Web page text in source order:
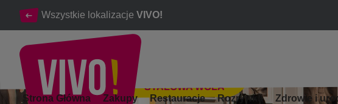
Wszystkie lokalizacje VIVO!
STALOWA WOLA
Strona Główna Zakupy Restauracje Rozrywka Zdrowie i
Stylowe, wygodne buty damskie i męskie